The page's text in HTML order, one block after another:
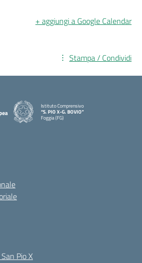
+ aggiungi a Google Calendar
Stampa / Condividi
Istituto Comprensivo
“S. PIO X-G. BOVIO”
Foggia (FG)
— Visita la pagina iniziale della scuola
Pio X